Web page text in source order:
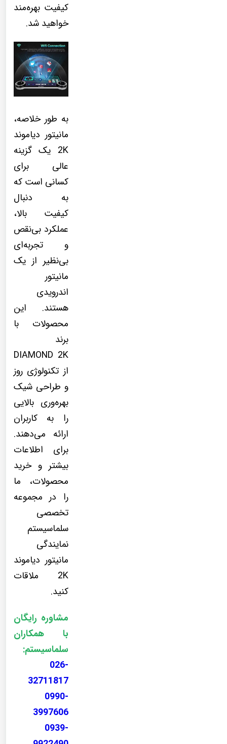
کیفیت بهره‌مند
خواهید شد.
به طور خلاصه،
مانیتور دیاموند
2K یک گزینه
عالی برای
کسانی است که
به دنبال
کیفیت بالا،
عملکرد بی‌نقص
و تجربه‌ای
بی‌نظیر از یک
مانیتور
اندرویدی
هستند. این
محصولات با
برند
DIAMOND 2K
از تکنولوژی روز
و طراحی شیک
بهره‌وری بالایی
را به کاربران
ارائه می‌دهند.
برای اطلاعات
بیشتر و خرید
محصولات، ما
را در مجموعه
تخصصی
سلماسیستم
نمایندگی
مانیتور دیاموند
2K ملاقات
کنید.
مشاوره رایگان
با همکاران
سلماسیستم:
026-
32711817
0990-
3997606
0939-